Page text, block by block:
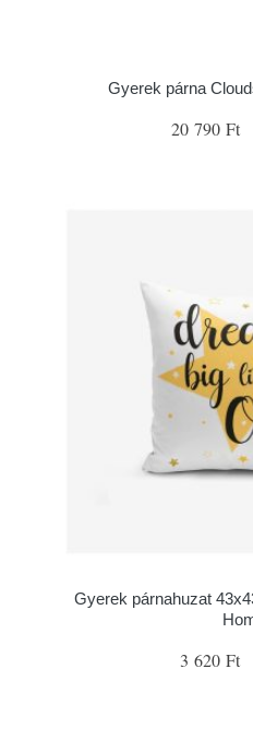
Gyerek párna
20 790 Ft
Gyerek párnahuzat
3 620 Ft